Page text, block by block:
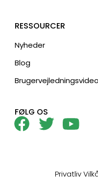
RESSOURCER
Nyheder
Blog
FØLG OS
Privatliv